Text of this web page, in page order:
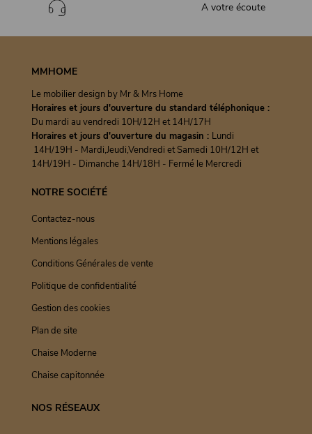
A votre écoute
MMHOME
Le mobilier design by Mr & Mrs Home
Horaires et jours d'ouverture du standard téléphonique :
Du mardi au vendredi 10H/12H et 14H/17H
Horaires et jours d'ouverture du magasin : Lundi
14H/19H - Mardi,Jeudi,Vendredi et Samedi 10H/12H et
14H/19H - Dimanche 14H/18H - Fermé le Mercredi
NOTRE SOCIÉTÉ
Contactez-nous
Mentions légales
Conditions Générales de vente
Politique de confidentialité
Gestion des cookies
Plan de site
Chaise Moderne
Chaise capitonnée
NOS RÉSEAUX